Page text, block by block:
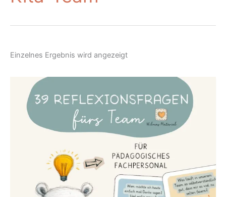
Einzelnes Ergebnis wird angezeigt